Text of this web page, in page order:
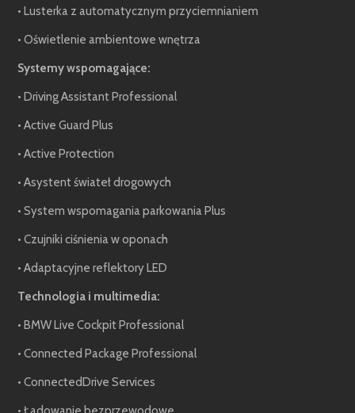
• Lusterka z automatycznym przyciemnianiem
• Oświetlenie ambientowe wnętrza
Systemy wspomagające:
• Driving Assistant Professional
• Active Guard Plus
• Active Protection
• Asystent świateł drogowych
• System wspomagania parkowania Plus
• Czujniki ciśnienia w oponach
• Adaptacyjne reflektory LED
Technologia i multimedia:
• BMW Live Cockpit Professional
• Connected Package Professional
• ConnectedDrive Services